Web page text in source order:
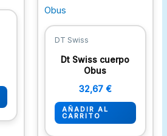
DT Swiss
Dt Swiss cuerpo
Obus
32,67 €
AÑADIR AL
CARRITO